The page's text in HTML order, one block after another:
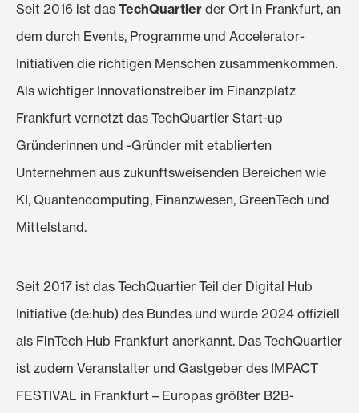
Seit 2016 ist das TechQuartier der Ort in Frankfurt, an
dem durch Events, Programme und Accelerator-
Initiativen die richtigen Menschen zusammenkommen.
Als wichtiger Innovationstreiber im Finanzplatz
Frankfurt vernetzt das TechQuartier Start-up
Gründerinnen und -Gründer mit etablierten
Unternehmen aus zukunftsweisenden Bereichen wie
KI, Quantencomputing, Finanzwesen, GreenTech und
Mittelstand.
Seit 2017 ist das TechQuartier Teil der Digital Hub
Initiative (de:hub) des Bundes und wurde 2024 offiziell
als FinTech Hub Frankfurt anerkannt. Das TechQuartier
ist zudem Veranstalter und Gastgeber des IMPACT
FESTIVAL in Frankfurt – Europas größter B2B-